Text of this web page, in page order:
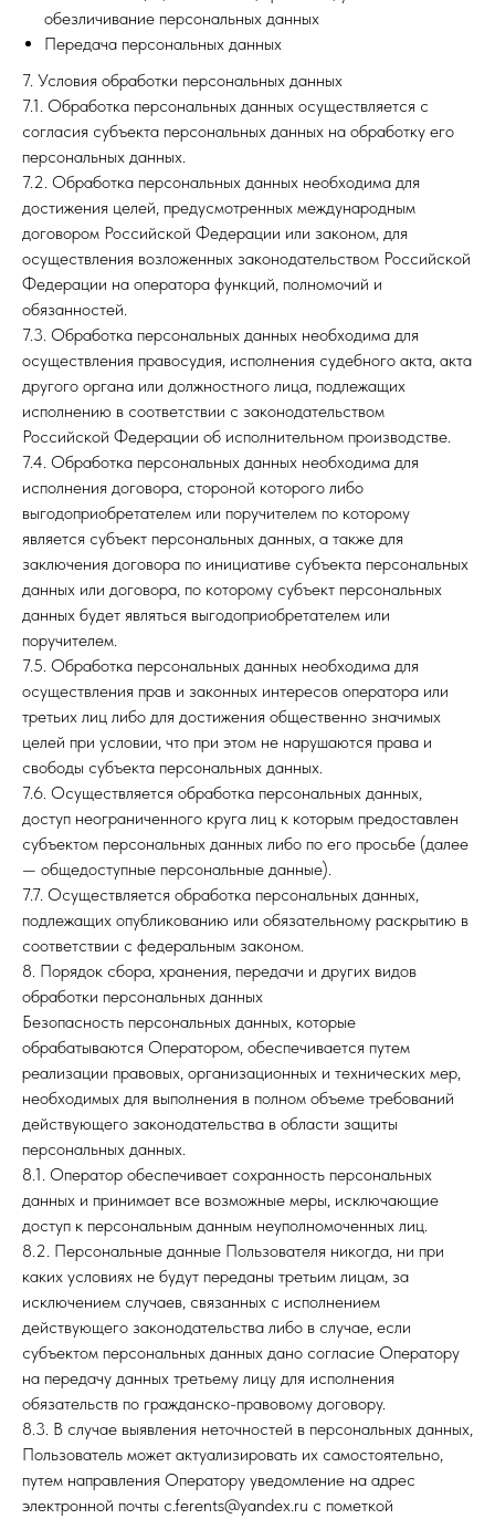
обезличивание персональных данных
Передача персональных данных
7. Условия обработки персональных данных
7.1. Обработка персональных данных осуществляется с
согласия субъекта персональных данных на обработку его
персональных данных.
7.2. Обработка персональных данных необходима для
достижения целей, предусмотренных международным
договором Российской Федерации или законом, для
осуществления возложенных законодательством Российской
Федерации на оператора функций, полномочий и
обязанностей.
7.3. Обработка персональных данных необходима для
осуществления правосудия, исполнения судебного акта, акта
другого органа или должностного лица, подлежащих
исполнению в соответствии с законодательством
Российской Федерации об исполнительном производстве.
7.4. Обработка персональных данных необходима для
исполнения договора, стороной которого либо
выгодоприобретателем или поручителем по которому
является субъект персональных данных, а также для
заключения договора по инициативе субъекта персональных
данных или договора, по которому субъект персональных
данных будет являться выгодоприобретателем или
поручителем.
7.5. Обработка персональных данных необходима для
осуществления прав и законных интересов оператора или
третьих лиц либо для достижения общественно значимых
целей при условии, что при этом не нарушаются права и
свободы субъекта персональных данных.
7.6. Осуществляется обработка персональных данных,
доступ неограниченного круга лиц к которым предоставлен
субъектом персональных данных либо по его просьбе (далее
— общедоступные персональные данные).
7.7. Осуществляется обработка персональных данных,
подлежащих опубликованию или обязательному раскрытию в
соответствии с федеральным законом.
8. Порядок сбора, хранения, передачи и других видов
обработки персональных данных
Безопасность персональных данных, которые
обрабатываются Оператором, обеспечивается путем
реализации правовых, организационных и технических мер,
необходимых для выполнения в полном объеме требований
действующего законодательства в области защиты
персональных данных.
8.1. Оператор обеспечивает сохранность персональных
данных и принимает все возможные меры, исключающие
доступ к персональным данным неуполномоченных лиц.
8.2. Персональные данные Пользователя никогда, ни при
каких условиях не будут переданы третьим лицам, за
исключением случаев, связанных с исполнением
действующего законодательства либо в случае, если
субъектом персональных данных дано согласие Оператору
на передачу данных третьему лицу для исполнения
обязательств по гражданско-правовому договору.
8.3. В случае выявления неточностей в персональных данных,
Пользователь может актуализировать их самостоятельно,
путем направления Оператору уведомление на адрес
электронной почты c.ferents@yandex.ru с пометкой